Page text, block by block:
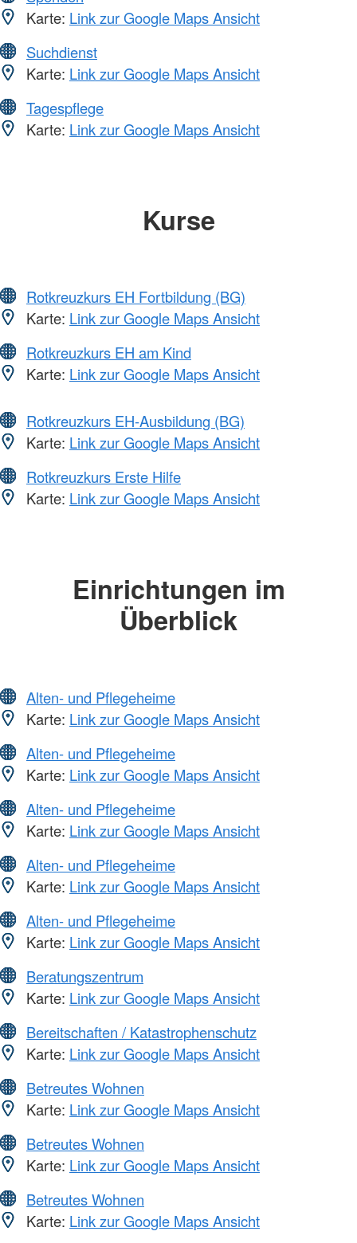
Karte: Link zur Google Maps Ansicht
Suchdienst
Karte: Link zur Google Maps Ansicht
Tagespflege
Karte: Link zur Google Maps Ansicht
Kurse
Rotkreuzkurs EH Fortbildung (BG)
Karte: Link zur Google Maps Ansicht
Rotkreuzkurs EH am Kind
Karte: Link zur Google Maps Ansicht
Rotkreuzkurs EH-Ausbildung (BG)
Karte: Link zur Google Maps Ansicht
Rotkreuzkurs Erste Hilfe
Karte: Link zur Google Maps Ansicht
Einrichtungen im
Überblick
Alten- und Pflegeheime
Karte: Link zur Google Maps Ansicht
Alten- und Pflegeheime
Karte: Link zur Google Maps Ansicht
Alten- und Pflegeheime
Karte: Link zur Google Maps Ansicht
Alten- und Pflegeheime
Karte: Link zur Google Maps Ansicht
Alten- und Pflegeheime
Karte: Link zur Google Maps Ansicht
Beratungszentrum
Karte: Link zur Google Maps Ansicht
Bereitschaften / Katastrophenschutz
Karte: Link zur Google Maps Ansicht
Betreutes Wohnen
Karte: Link zur Google Maps Ansicht
Betreutes Wohnen
Karte: Link zur Google Maps Ansicht
Betreutes Wohnen
Karte: Link zur Google Maps Ansicht